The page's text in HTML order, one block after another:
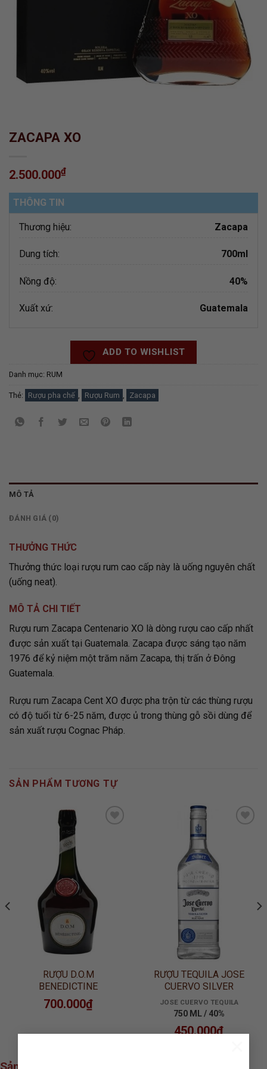
ZACAPA XO
2.500.000₫
THÔNG TIN
Thương hiệu: Zacapa
Dung tích: 700ml
Nồng độ: 40%
Xuất xứ: Guatemala
ADD TO WISHLIST
Danh mục: RUM
Thẻ: Rượu pha chế Rượu Rum Zacapa
MÔ TẢ
ĐÁNH GIÁ (0)
THƯỞNG THỨC
Thưởng thức loại rượu rum cao cấp này là uống nguyên chất
(uống neat).
MÔ TẢ CHI TIẾT
Rượu rum Zacapa Centenario XO là dòng rượu cao cấp nhất
được sản xuất tại Guatemala. Zacapa được sáng tạo năm
1976 để kỷ niệm một trăm năm Zacapa, thị trấn ở Đông
Guatemala.
Rượu rum Zacapa Cent XO được pha trộn từ các thùng rượu
có độ tuổi từ 6-25 năm, được ủ trong thùng gỗ sồi dùng để
sản xuất rượu Cognac Pháp.
SẢN PHẨM TƯƠNG TỰ
RƯỢU D.O.M
BENEDICTINE
700.000₫
WISHLIST
RƯỢU TEQUILA JOSE
CUERVO SILVER
JOSE CUERVO TEQUILA
750 ML / 40%
450.000₫